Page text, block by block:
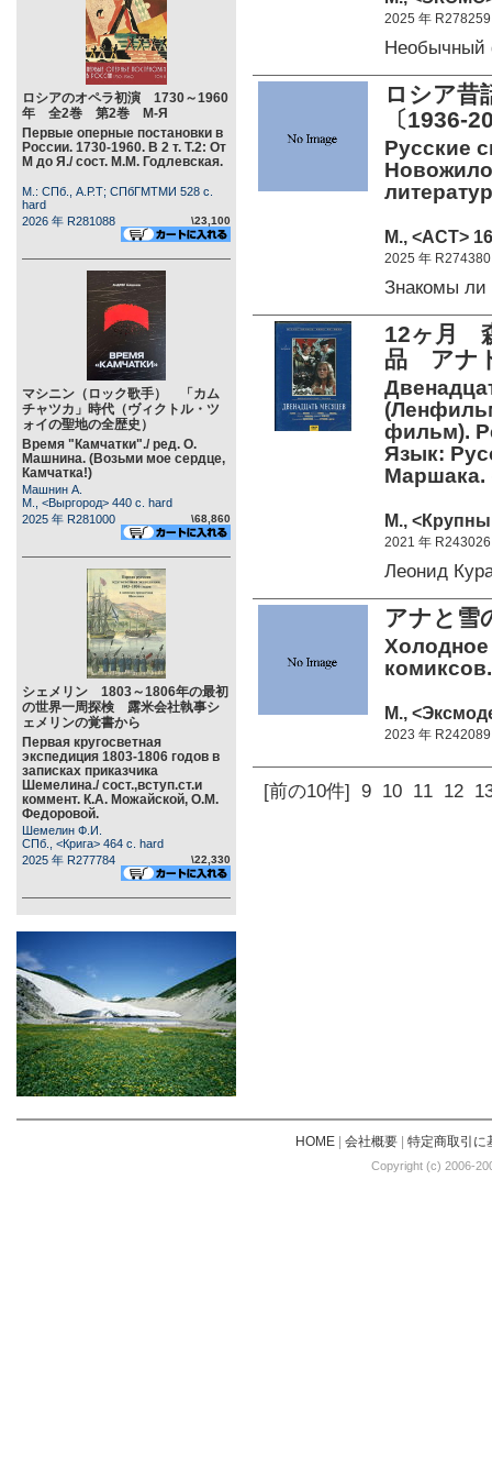
ロシアのオペラ初演 1730～1960
年 全2巻 第2巻 М-Я
Первые оперные постановки в
России. 1730-1960. В 2 т. Т.2: От
М до Я./ сост. М.М. Годлевская.
М.: СПб., А.Р.Т; СПбГМТМИ 528 c.
hard
2026 年 R281088
\23,100
マシニン（ロック歌手） 「カム
チャツカ」時代（ヴィクトル・ツ
ォイの聖地の全歴史）
Время "Камчатки"./ ред. О.
Машнина. (Возьми мое сердце,
Камчатка!)
Машнин А.
М., <Выргород> 440 c. hard
2025 年 R281000
\68,860
シェメリン 1803～1806年の最初
の世界一周探検 露米会社執事シ
ェメリンの覚書から
Первая кругосветная
экспедиция 1803-1806 годов в
записках приказчика
Шемелина./ сост.,вступ.ст.и
коммент. К.А. Можайской, О.М.
Федоровой.
Шемелин Ф.И.
СПб., <Крига> 464 c. hard
2025 年 R277784
\22,330
2025 年 R278259
Необычный
ロシア
〔1936-
Русские
М., <АСТ>
2025 年 R274380
Знакомы ли
12ヶ月
品 アナ
фильм).
Язык:
Маршака.
М.,
2021 年 R243026
Леонид
アナと
М.,
2023 年 R242089
[前の10件] 9 10 11 12
HOME| 会社概要| 特定商取引に
Copyright (c) 2006-